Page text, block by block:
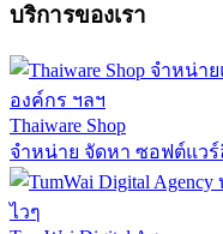
บริการของเรา
Thaiware Shop
จำหน่าย จัดหา ซอฟต์แว